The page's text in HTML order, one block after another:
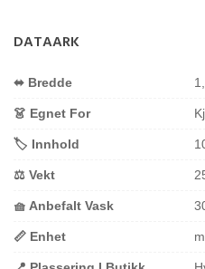
DATAARK
⬌ Bredde
👗 Egnet For
🏷️ Innhold
⚖️ Vekt
🧺 Anbefalt Vask
📏 Enhet